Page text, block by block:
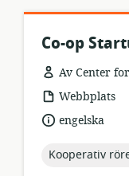
Co-op
Av Center
resursformat:
Webbplats
språk:engelska
topic:
Kooperativ